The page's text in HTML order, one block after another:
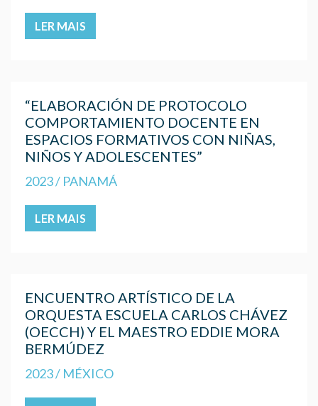
LER MAIS
“ELABORACIÓN DE PROTOCOLO
COMPORTAMIENTO DOCENTE EN
ESPACIOS FORMATIVOS CON NIÑAS,
NIÑOS Y ADOLESCENTES”
2023 / PANAMÁ
LER MAIS
ENCUENTRO ARTÍSTICO DE LA
ORQUESTA ESCUELA CARLOS CHÁVEZ
(OECCH) Y EL MAESTRO EDDIE MORA
BERMÚDEZ
2023 / MÉXICO